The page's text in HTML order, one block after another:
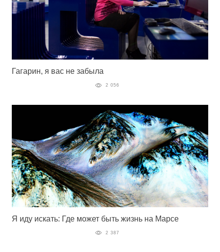
Гагарин, я вас не забыла
2 056
Я иду искать: Где может быть жизнь на Марсе
2 387